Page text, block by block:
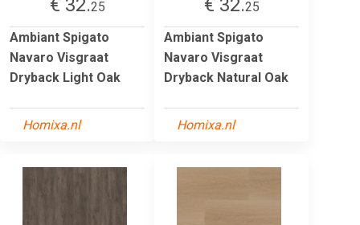
€ 32.25
Ambiant Spigato
Navaro Visgraat
Dryback Light Oak
Homixa.nl
€ 32.25
Ambiant Spigato
Navaro Visgraat
Dryback Natural Oak
Homixa.nl